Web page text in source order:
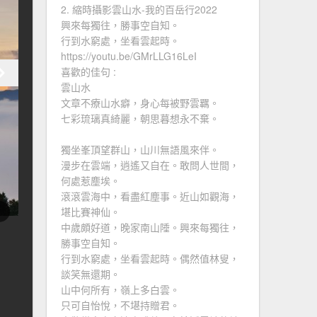
2. 縮時攝影雲山水-我的百岳行2022
興來每獨往，勝事空自知。
行到水窮處，坐看雲起時。
https://youtu.be/GMrLLG16LeI
喜歡的佳句 :
雲山水
文章不療山水癖，身心每被野雲羈。
七彩琉璃真綺麗，朝思暮想永不棄。
獨坐峯頂望群山，山川無語風來伴。
漫步在雲端，逍遙又自在。敢問人世間，
何處惹塵埃。
滾滾雲海中，看盡紅塵事。近山如觀海，
堪比賽神仙。
中歲頗好道，晚家南山陲。興來每獨往，
勝事空自知。
行到水窮處，坐看雲起時。偶然值林叟，
談笑無還期。
山中何所有，嶺上多白雲。
只可自怡悅，不堪持贈君。